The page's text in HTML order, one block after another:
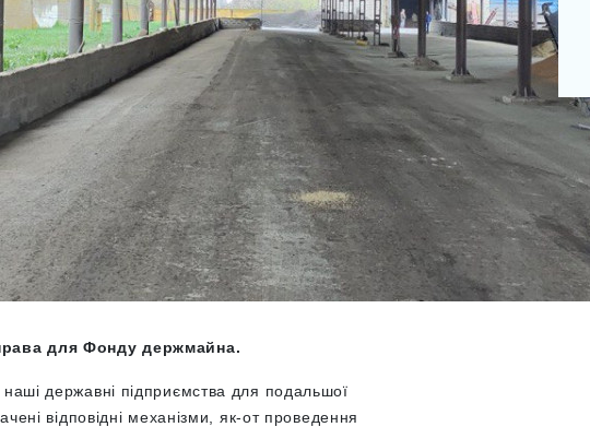
для Фонду держмайна.
державні підприємства для подальшої
відповідні механізми, як-от проведення